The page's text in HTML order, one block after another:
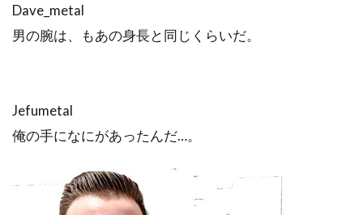
Dave_metal
男の腕は、もあの身長と同じくらいだ。
Jefumetal
俺の手になにがあったんだ…。